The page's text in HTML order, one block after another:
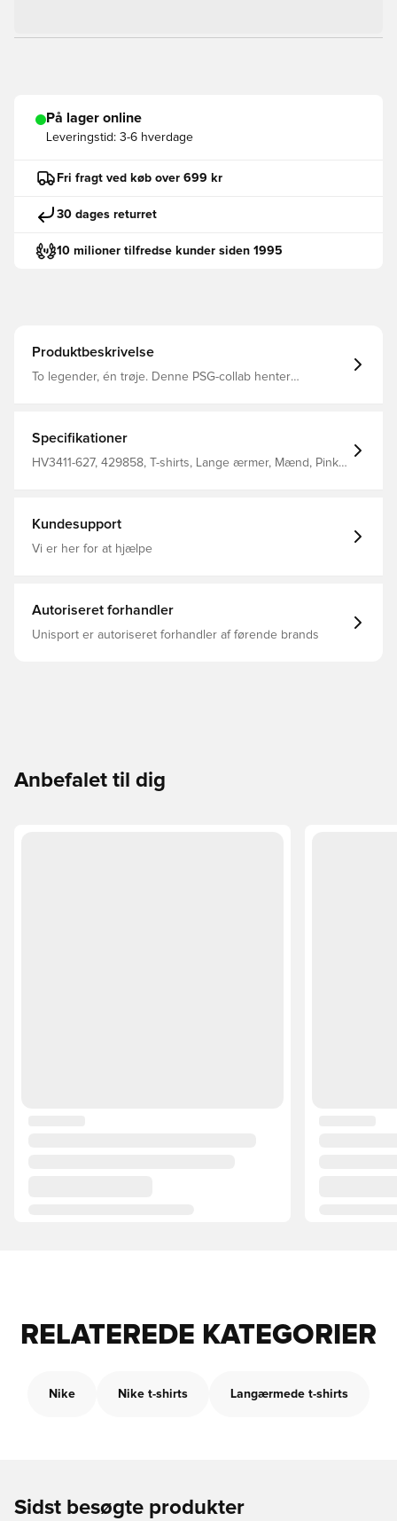
På lager online
Leveringstid: 3-6 hverdage
Fri fragt ved køb over 699 kr
30 dages returret
10 milioner tilfredse kunder siden 1995
Produktbeskrivelse
To legender, én trøje. Denne PSG-collab henter
Specifikationer
HV3411-627, 429858, T-shirts, Lange ærmer, Mænd, Pink,
Kundesupport
Vi er her for at hjælpe
Autoriseret forhandler
Unisport er autoriseret forhandler af førende brands
Anbefalet til dig
RELATEREDE KATEGORIER
Nike Nike t-shirts Langærmede t-shirts
Sidst besøgte produkter